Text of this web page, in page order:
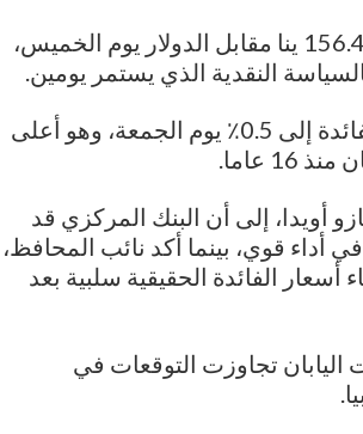
وفي اسيا، استقر الين الياباني عند مستوى 156.40 ينا مقابل الدولار يوم الخميس،
النقدية الذي يستمر يومين.
ومن المتوقع أن يرفع البنك المركزي سعر الفائدة إلى 0.5٪ يوم الجمعة، وهو أعلى
عاما.
أويدا، إلى أن البنك المركزي قد
أداء قوي، بينما أكد نائب المحافظ،
أسعار الفائدة الحقيقية سلبية بعد
تجاوزت التوقعات في